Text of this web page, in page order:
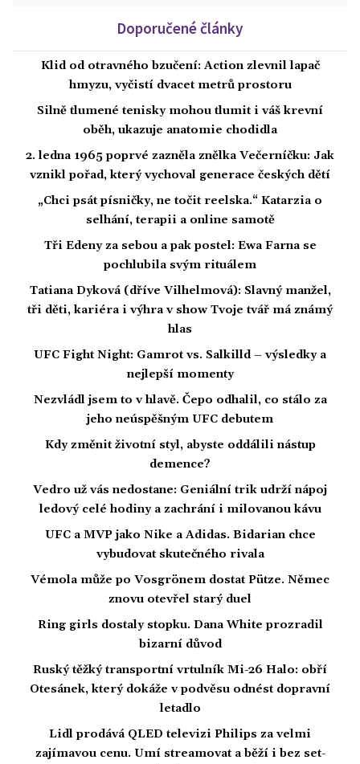
Doporučené články
Klid od otravného bzučení: Action zlevnil lapač
hmyzu, vyčistí dvacet metrů prostoru
Silně tlumené tenisky mohou tlumit i váš krevní
oběh, ukazuje anatomie chodidla
2. ledna 1965 poprvé zazněla znělka Večerníčku: Jak
vznikl pořad, který vychoval generace českých dětí
„Chci psát písničky, ne točit reelska.“ Katarzia o
selhání, terapii a online samotě
Tři Edeny za sebou a pak postel: Ewa Farna se
pochlubila svým rituálem
Tatiana Dyková (dříve Vilhelmová): Slavný manžel,
tři děti, kariéra i výhra v show Tvoje tvář má známý
hlas
UFC Fight Night: Gamrot vs. Salkilld – výsledky a
nejlepší momenty
Nezvládl jsem to v hlavě. Čepo odhalil, co stálo za
jeho neúspěšným UFC debutem
Kdy změnit životní styl, abyste oddálili nástup
demence?
Vedro už vás nedostane: Geniální trik udrží nápoj
ledový celé hodiny a zachrání i milovanou kávu
UFC a MVP jako Nike a Adidas. Bidarian chce
vybudovat skutečného rivala
Vémola může po Vosgrönem dostat Pütze. Němec
znovu otevřel starý duel
Ring girls dostaly stopku. Dana White prozradil
bizarní důvod
Ruský těžký transportní vrtulník Mi-26 Halo: obří
Otesánek, který dokáže v podvěsu odnést dopravní
letadlo
Lidl prodává QLED televizi Philips za velmi
zajímavou cenu. Umí streamovat a běží i bez set-